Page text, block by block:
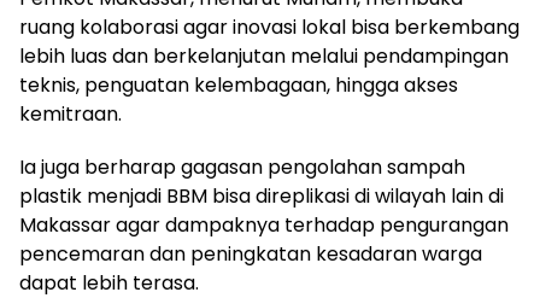
ruang kolaborasi agar inovasi lokal bisa berkembang
lebih luas dan berkelanjutan melalui pendampingan
teknis, penguatan kelembagaan, hingga akses
kemitraan.
Ia juga berharap gagasan pengolahan sampah
plastik menjadi BBM bisa direplikasi di wilayah lain di
Makassar agar dampaknya terhadap pengurangan
pencemaran dan peningkatan kesadaran warga
dapat lebih terasa.